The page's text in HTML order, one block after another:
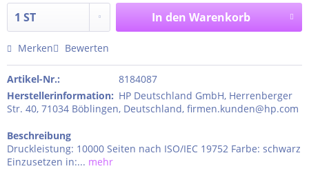
In den Warenkorb
Merken Bewerten
Artikel-Nr.:
8184087
Herstellerinformation: HP Deutschland GmbH, Herrenberger
Str. 40, 71034 Böblingen, Deutschland, firmen.kunden@hp.com
Beschreibung
Druckleistung: 10000 Seiten nach ISO/IEC 19752 Farbe: schwarz
Einzusetzen in:... mehr